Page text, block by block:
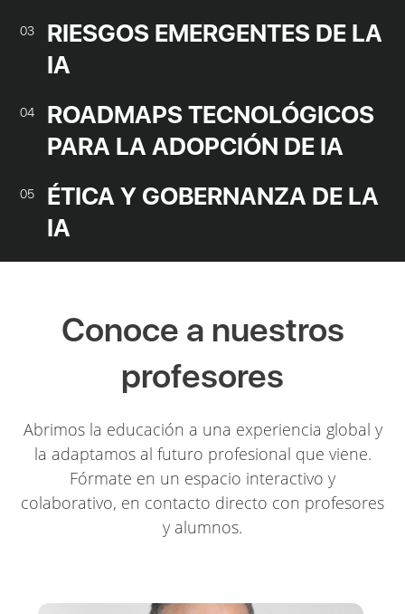
03
RIESGOS EMERGENTES DE LA
IA
04
ROADMAPS TECNOLÓGICOS
PARA LA ADOPCIÓN DE IA
05
ÉTICA Y GOBERNANZA DE LA
IA
Conoce a nuestros
profesores
Abrimos la educación a una experiencia global y
la adaptamos al futuro profesional que viene.
Fórmate en un espacio interactivo y
colaborativo, en contacto directo con profesores
y alumnos.